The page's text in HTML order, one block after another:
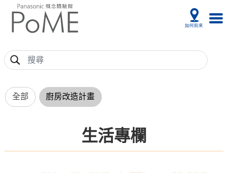
全部 廚房改造計畫
生活專欄